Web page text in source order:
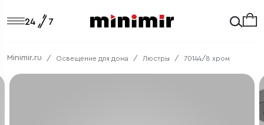
Minimir.ru Освещение для дома Люстры 70144/8 хром